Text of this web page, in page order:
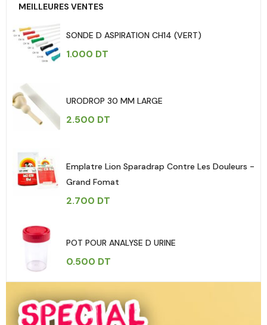
MEILLEURES VENTES
SONDE D ASPIRATION CH14 (VERT)
1.000 DT
URODROP 30 MM LARGE
2.500 DT
Emplatre Lion Sparadrap Contre Les Douleurs -
Grand Fomat
2.700 DT
POT POUR ANALYSE D URINE
0.500 DT